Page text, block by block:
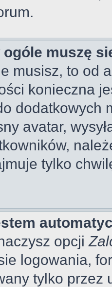
ogóle muszę
musisz, to od
konieczna
dodatkowych
avatar,
tylko
opcji
logowania,
tylko przez